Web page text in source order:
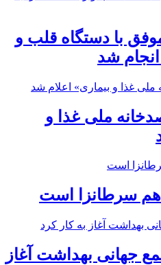
با دستگاه قلب و
شد
ملی غذا و
هم سرطانزا است
جهانی بهداشت آغاز